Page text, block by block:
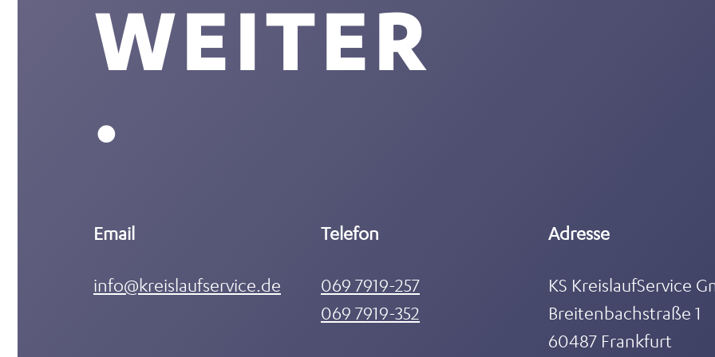
WEITER
.
Email
info@kreislaufservice.de
Telefon
069 7919-257
069 7919-352
Adresse
KS KreislaufService
Breitenbachstraße 1
60487 Frankfurt